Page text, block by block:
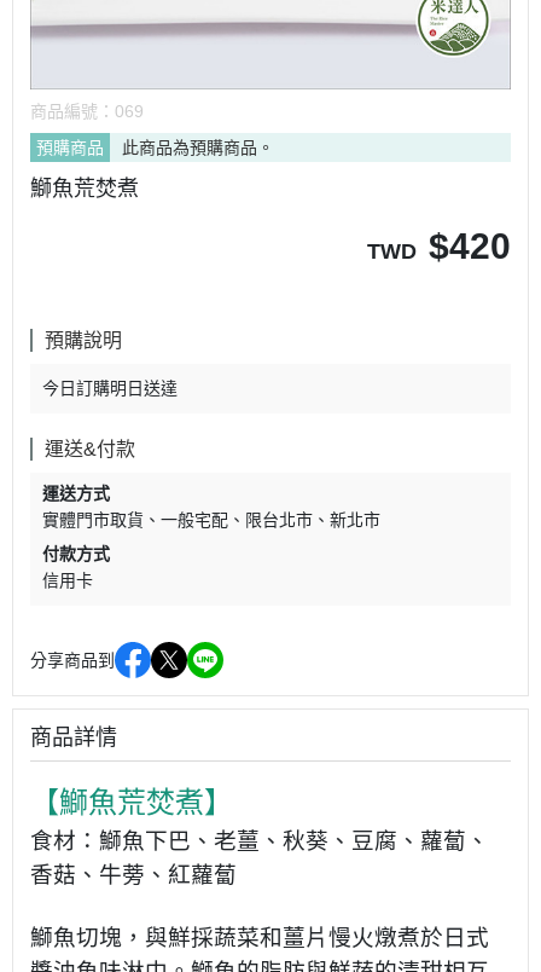
商品編號： 069
預購商品
此商品為預購商品。
鰤魚荒焚煮
TWD $420
預購說明
今日訂購明日送達
運送&付款
運送方式
實體門市取貨
一般宅配
限台北市、新北市
付款方式
信用卡
分享商品到
商品詳情
【鰤魚荒焚煮】
食材：鰤魚下巴、老薑、秋葵、豆腐、蘿蔔、
香菇、牛蒡、紅蘿蔔
鰤魚切塊，與鮮採蔬菜和薑片慢火燉煮於日式